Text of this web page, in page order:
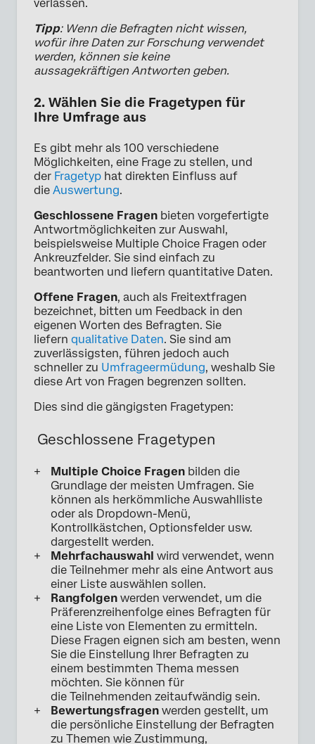
verlassen.
Tipp: Wenn die Befragten nicht wissen,
wofür ihre Daten zur Forschung verwendet
werden, können sie keine
aussagekräftigen Antworten geben.
2. Wählen Sie die Fragetypen für
Ihre Umfrage aus
Es gibt mehr als 100 verschiedene
Möglichkeiten, eine Frage zu stellen, und
der Fragetyp hat direkten Einfluss auf
die Auswertung.
Geschlossene Fragen bieten vorgefertigte
Antwortmöglichkeiten zur Auswahl,
beispielsweise Multiple Choice Fragen oder
Ankreuzfelder. Sie sind einfach zu
beantworten und liefern quantitative Daten.
Offene Fragen, auch als Freitextfragen
bezeichnet, bitten um Feedback in den
eigenen Worten des Befragten. Sie
liefern qualitative Daten. Sie sind am
zuverlässigsten, führen jedoch auch
schneller zu Umfrageermüdung, weshalb Sie
diese Art von Fragen begrenzen sollten.
Dies sind die gängigsten Fragetypen:
Geschlossene Fragetypen
Multiple Choice Fragen bilden die
Grundlage der meisten Umfragen. Sie
können als herkömmliche Auswahlliste
oder als Dropdown-Menü,
Kontrollkästchen, Optionsfelder usw.
dargestellt werden.
Mehrfachauswahl wird verwendet, wenn
die Teilnehmer mehr als eine Antwort aus
einer Liste auswählen sollen.
Rangfolgen werden verwendet, um die
Präferenzreihenfolge eines Befragten für
eine Liste von Elementen zu ermitteln.
Diese Fragen eignen sich am besten, wenn
Sie die Einstellung Ihrer Befragten zu
einem bestimmten Thema messen
möchten. Sie können für
die Teilnehmenden zeitaufwändig sein.
Bewertungsfragen werden gestellt, um
die persönliche Einstellung der Befragten
zu Themen wie Zustimmung,